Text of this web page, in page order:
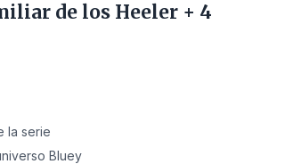
de los Heeler + 4
la serie
Bluey